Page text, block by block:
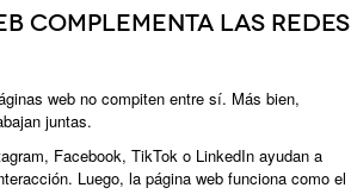
complementa las redes
web no compiten entre sí. Más bien,
juntas.
Facebook, TikTok o LinkedIn ayudan a
Luego, la página web funciona como el